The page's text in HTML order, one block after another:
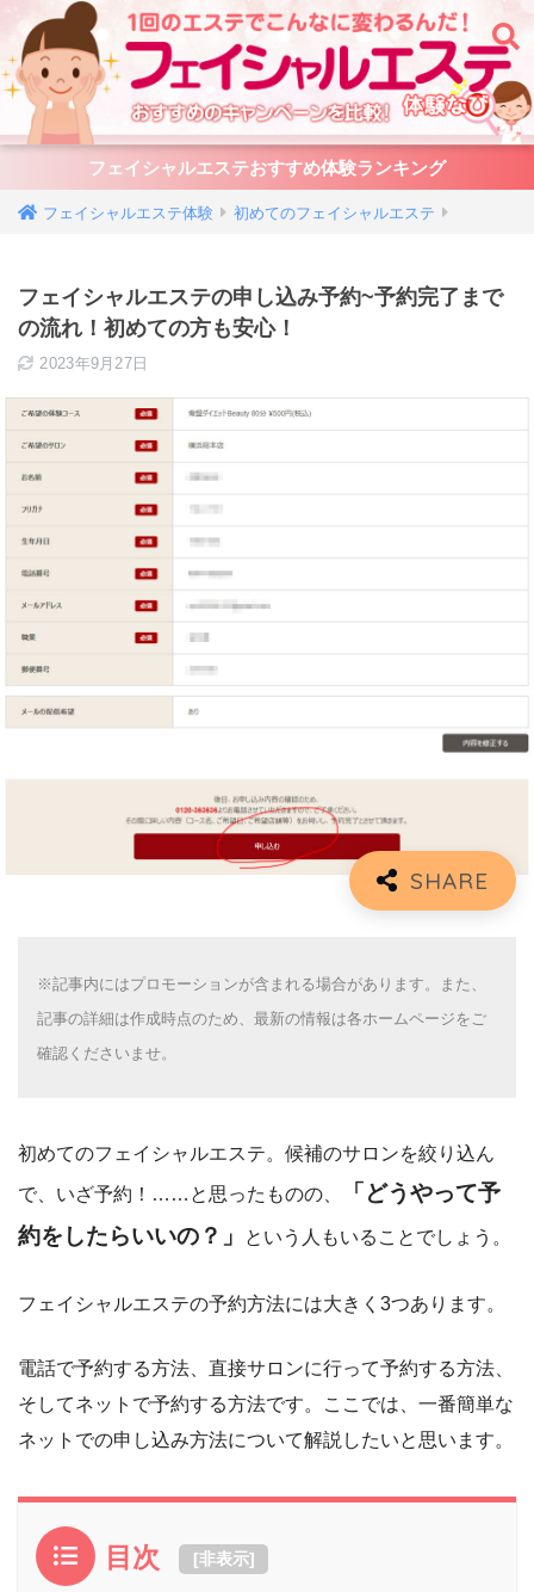
フェイシャルエステおすすめ体験ランキング
初めてのフェイシャルエステ
フェイシャルエステの申し込み予約~予約完了まで
の流れ！初めての方も安心！
2023年9月27日
※記事内にはプロモーションが含まれる場合があります。また、
記事の詳細は作成時点のため、最新の情報は各ホームページをご
確認くださいませ。
初めてのフェイシャルエステ。候補のサロンを絞り込ん
で、いざ予約！……と思ったものの、
「どうやって予
約をしたらいいの？」
という人もいることでしょう。
フェイシャルエステの予約方法には大きく3つあります。
電話で予約する方法、直接サロンに行って予約する方法、
そしてネットで予約する方法です。ここでは、一番簡単な
ネットでの申し込み方法について解説したいと思います。
目次 [非表示]